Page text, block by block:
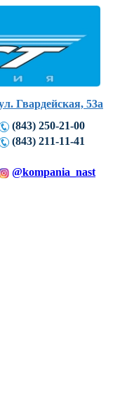
Гвардейская, 53а
(843) 250-21-00
(843) 211-11-41
@kompania_nast